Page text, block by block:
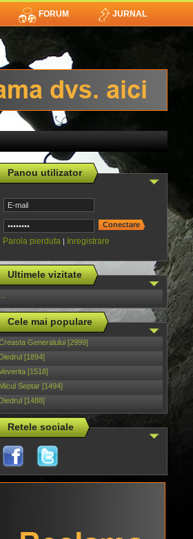
JURNAL
FORUM
Panou utilizator
Parola pierduta | Inregistrare
Ultimele vizitate
Cele mai populare
Generalului [2999]
Diedrul [1894]
[1518]
Micul Septar [1494]
Diedrul [1488]
Retele sociale